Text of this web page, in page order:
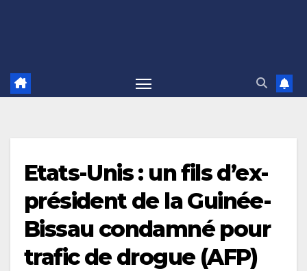
Etats-Unis : un fils d’ex-
président de la Guinée-
Bissau condamné pour
trafic de drogue (AFP)